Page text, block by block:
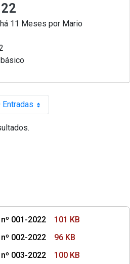
11 Meses por Mario
Entradas
Por página
001-2022
101 KB
002-2022
96 KB
003-2022
100 KB